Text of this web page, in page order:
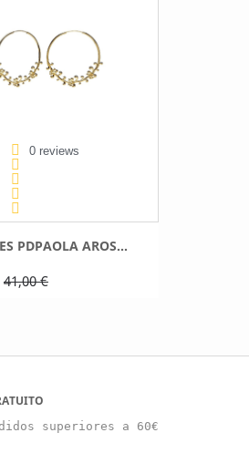
0 reviews
PDPAOLA AROS...
41,00 €
superiores a 60€